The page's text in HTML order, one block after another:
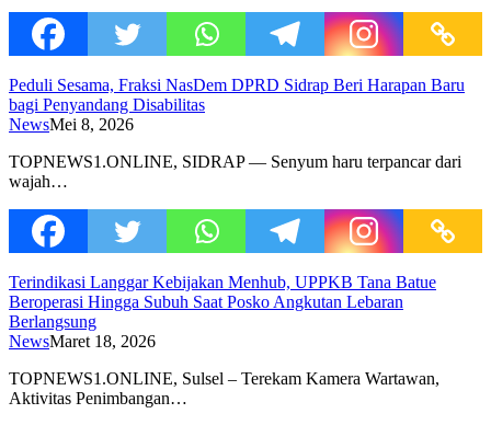
Peduli Sesama, Fraksi NasDem DPRD Sidrap Beri Harapan Baru
bagi Penyandang Disabilitas
NewsMei 8, 2026
TOPNEWS1.ONLINE, SIDRAP — Senyum haru terpancar dari
wajah…
Terindikasi Langgar Kebijakan Menhub, UPPKB Tana Batue
Beroperasi Hingga Subuh Saat Posko Angkutan Lebaran
Berlangsung
NewsMaret 18, 2026
TOPNEWS1.ONLINE, Sulsel – Terekam Kamera Wartawan,
Aktivitas Penimbangan…